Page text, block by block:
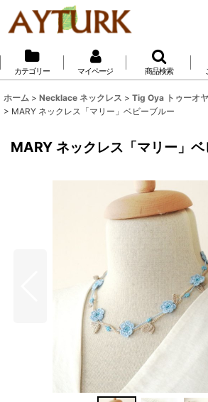
カテゴリー マイページ 商品検索
ホーム > Necklace ネックレス > Tig Oya トゥーオヤ
> MARY ネックレス「マリー」ベビーブルー
MARY ネックレス「マリー」ベ